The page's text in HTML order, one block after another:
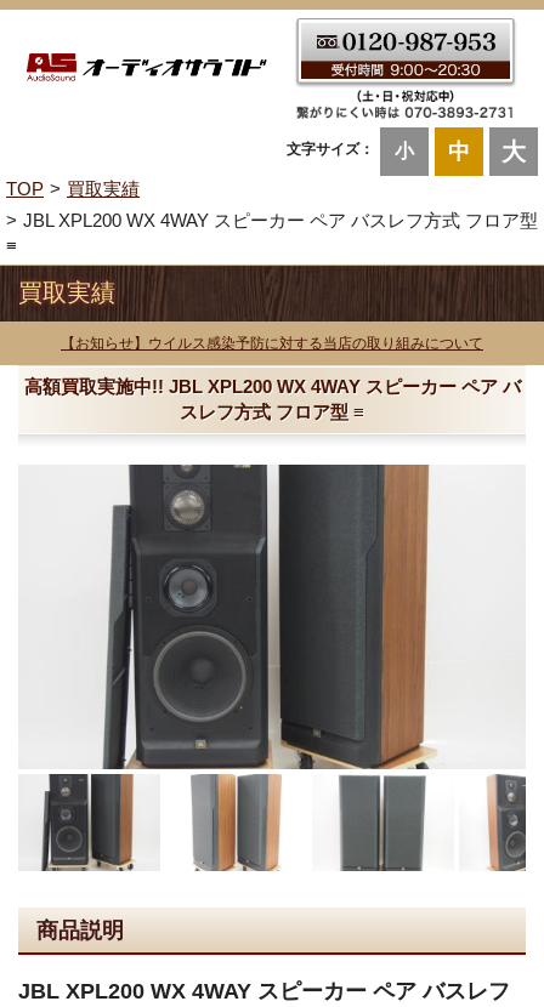
文字サイズ： 小 中 大
TOP
買取実績
JBL XPL200 WX 4WAY スピーカー ペア バスレフ方式 フロア型
≡
買取実績
【お知らせ】ウイルス感染予防に対する当店の取り組みについて
高額買取実施中!! JBL XPL200 WX 4WAY スピーカー ペア バ
スレフ方式 フロア型 ≡
商品説明
JBL XPL200 WX 4WAY スピーカー ペア バスレフ